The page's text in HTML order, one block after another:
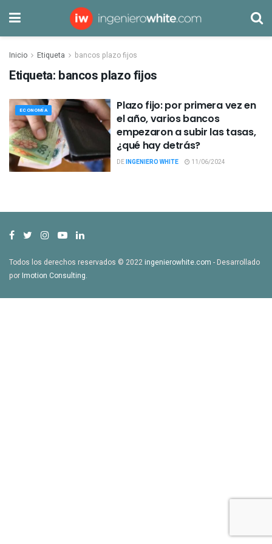
Inicio Etiqueta bancos plazo fijos
Etiqueta: bancos plazo fijos
ECONOMÍA
Plazo fijo: por primera vez en
el año, varios bancos
empezaron a subir las tasas,
¿qué hay detrás?
DEINGENIERO WHITE 11/06/2024
Todos los derechos reservados © 2022ingenierowhite.com - Desarrollado
porImotion Consulting.